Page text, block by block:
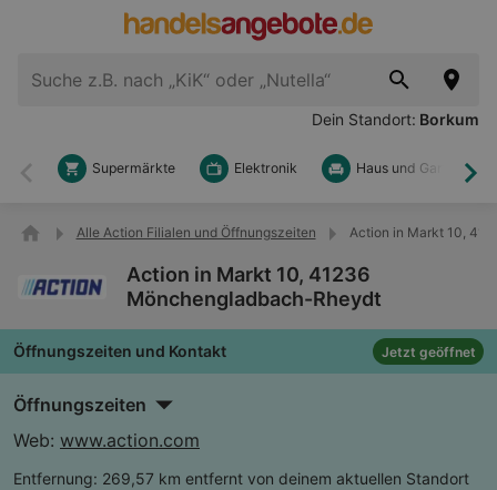
Dein Standort: Borkum
Zurück
Supermärkte Elektronik Haus und Garten
Alle Action Filialen und Öffnungszeiten Action in Markt 10,
Action in Markt 10, 41236
Mönchengladbach-Rheydt
Öffnungszeiten und Kontakt Jetzt geöffnet
Öffnungszeiten
Web: www.action.com
Entfernung: 269,57 km entfernt von deinem aktuellen Standort